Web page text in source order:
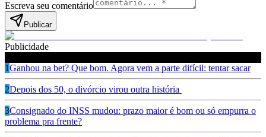
Escreva seu comentário
Publicar
Publicidade
1Ganhou na bet? Que bom. Agora vem a parte difícil: tentar sacar
2Depois dos 50, o divórcio virou outra história
3Consignado do INSS mudou: prazo maior é bom ou só empurra o
problema pra frente?